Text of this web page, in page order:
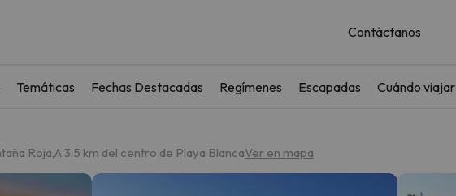
Contáctanos
Temáticas Fechas Destacadas Regímenes Escapadas Cuándo viajar
Roja,A 3.5 km del centro de Playa BlancaVer en mapa